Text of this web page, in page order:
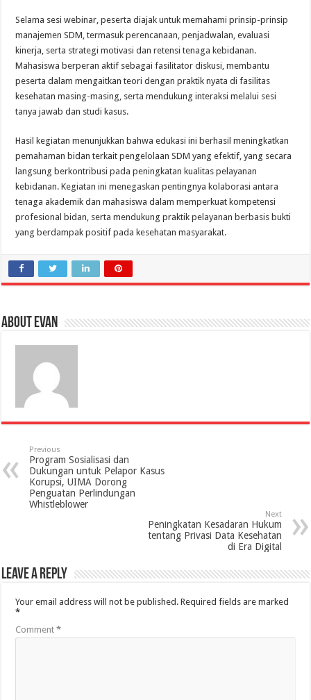
Selama sesi webinar, peserta diajak untuk memahami prinsip-prinsip
manajemen SDM, termasuk perencanaan, penjadwalan, evaluasi
kinerja, serta strategi motivasi dan retensi tenaga kebidanan.
Mahasiswa berperan aktif sebagai fasilitator diskusi, membantu
peserta dalam mengaitkan teori dengan praktik nyata di fasilitas
kesehatan masing-masing, serta mendukung interaksi melalui sesi
tanya jawab dan studi kasus.
Hasil kegiatan menunjukkan bahwa edukasi ini berhasil meningkatkan
pemahaman bidan terkait pengelolaan SDM yang efektif, yang secara
langsung berkontribusi pada peningkatan kualitas pelayanan
kebidanan. Kegiatan ini menegaskan pentingnya kolaborasi antara
tenaga akademik dan mahasiswa dalam memperkuat kompetensi
profesional bidan, serta mendukung praktik pelayanan berbasis bukti
yang berdampak positif pada kesehatan masyarakat.
About evan
Previous
Program Sosialisasi dan
Dukungan untuk Pelapor Kasus
Korupsi, UIMA Dorong
Penguatan Perlindungan
Whistleblower
Next
Peningkatan Kesadaran Hukum
tentang Privasi Data Kesehatan
di Era Digital
Leave a Reply
Your email address will not be published. Required fields are marked
*
Comment*